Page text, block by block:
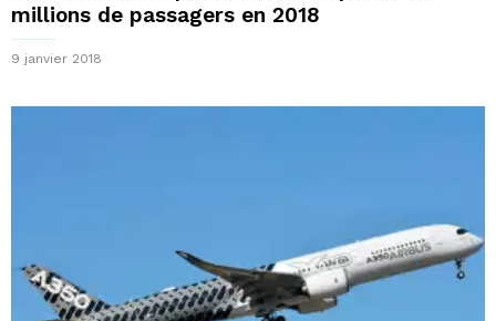
millions de passagers en 2018
9 janvier 2018